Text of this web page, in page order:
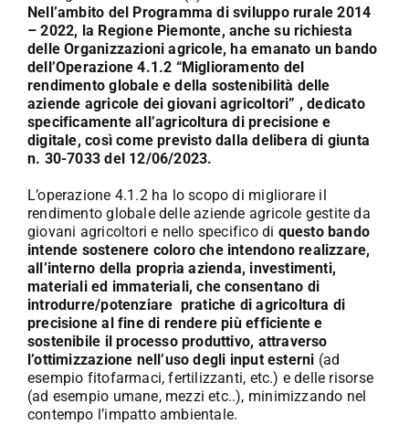
L’Agricoltore cuneese
Fotogallery
Lavora con noi
Contatti
Nell’ambito del Programma di sviluppo rurale 2014
– 2022, la Regione Piemonte, anche su richiesta
delle Organizzazioni agricole, ha emanato un bando
dell’Operazione 4.1.2 “Miglioramento del
rendimento globale e della sostenibilità delle
aziende agricole dei giovani agricoltori” , dedicato
specificamente all’agricoltura di precisione e
digitale, così come previsto dalla delibera di giunta
n. 30-7033 del 12/06/2023.
L’operazione 4.1.2 ha lo scopo di migliorare il
rendimento globale delle aziende agricole gestite da
giovani agricoltori e nello specifico di questo bando
intende sostenere coloro che intendono realizzare,
all’interno della propria azienda, investimenti,
materiali ed immateriali, che consentano di
introdurre/potenziare pratiche di agricoltura di
precisione al fine di rendere più efficiente e
sostenibile il processo produttivo, attraverso
l’ottimizzazione nell’uso degli input esterni (ad
esempio fitofarmaci, fertilizzanti, etc.) e delle risorse
(ad esempio umane, mezzi etc..), minimizzando nel
contempo l’impatto ambientale.